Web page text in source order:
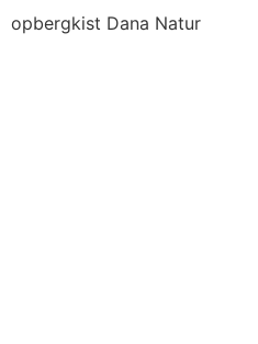
opbergkist Dana Natur